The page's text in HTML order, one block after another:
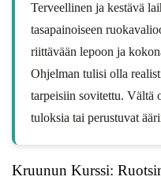
Terveellinen ja kestävä
tasapainoiseen
riittävään lepoon ja
Ohjelman tulisi olla
tarpeisiin sovitettu. Vältä
tuloksia tai perustuvat
Kruunun Kurssi: